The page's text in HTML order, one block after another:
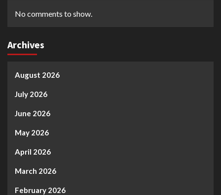
No comments to show.
Archives
August 2026
July 2026
June 2026
May 2026
April 2026
March 2026
February 2026